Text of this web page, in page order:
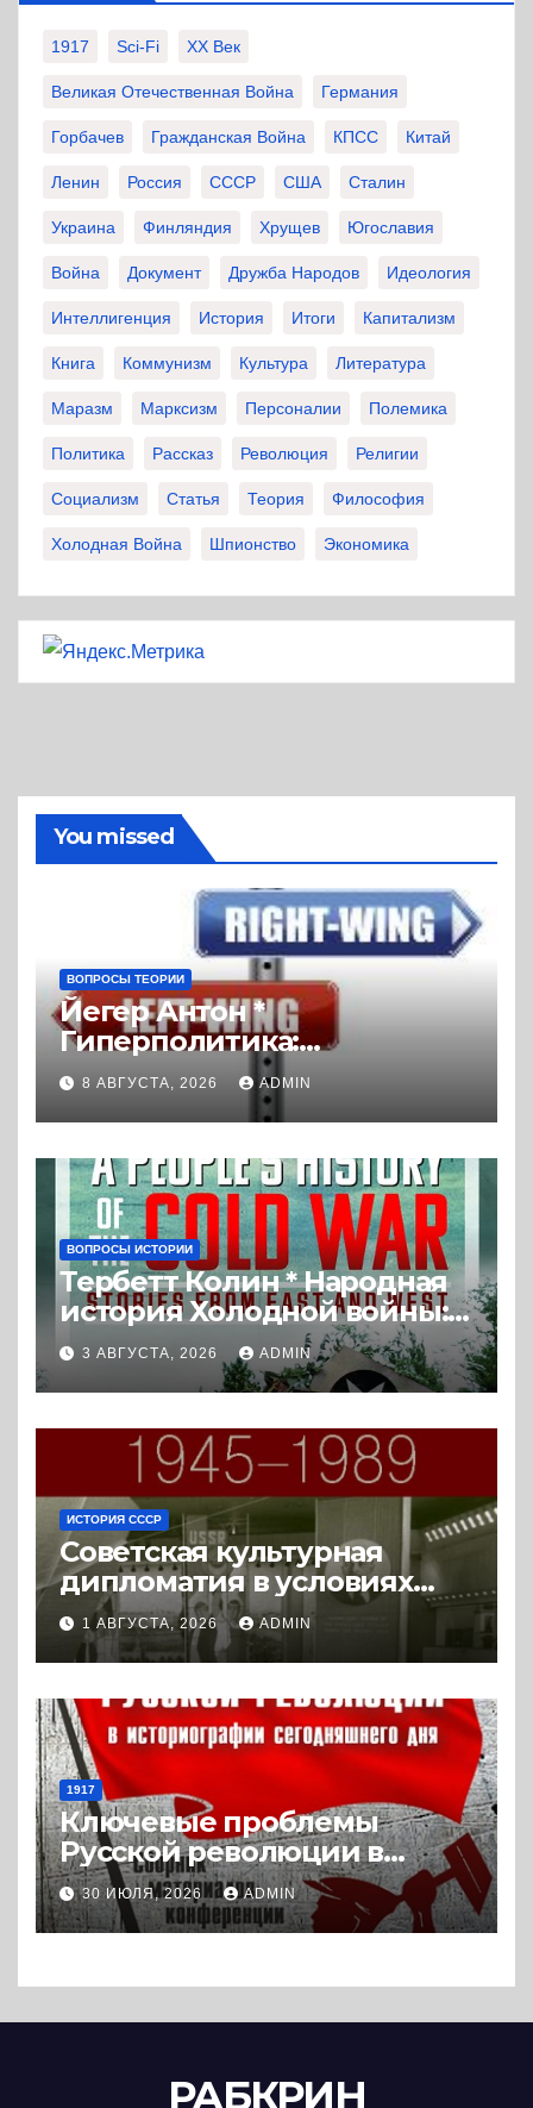
1917 Sci-Fi XX Век
Великая Отечественная Война Германия
Горбачев Гражданская Война КПСС Китай
Ленин Россия СССР США Сталин
Украина Финляндия Хрущев Югославия
Война Документ Дружба Народов Идеология
Интеллигенция История Итоги Капитализм
Книга Коммунизм Культура Литература
Маразм Марксизм Персоналии Полемика
Политика Рассказ Революция Религии
Социализм Статья Теория Философия
Холодная Война Шпионство Экономика
You missed
ВОПРОСЫ ТЕОРИИ
Йегер Антон *
Гиперполитика:
Экстремальная
политизация без
политических
последствий (2026) *
Реферат книги
8 АВГУСТА, 2026 ADMIN
ВОПРОСЫ ИСТОРИИ
Тербетт Колин * Народная
история Холодной войны:
истории с Востока и Запада
(2023) * Реферат книги
3 АВГУСТА, 2026 ADMIN
ИСТОРИЯ СССР
Советская культурная
дипломатия в условиях
Холодной войны. 1945-1989.
(2018) * Книга
1 АВГУСТА, 2026 ADMIN
1917
Ключевые проблемы
Русской революции в
историографии
сегодняшнего дня (2024) *
Книга
30 ИЮЛЯ, 2026 ADMIN
РАБКРИН